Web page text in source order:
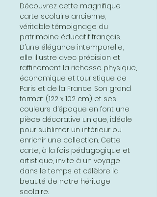
Découvrez cette magnifique
carte scolaire ancienne,
véritable témoignage du
patrimoine éducatif français.
D’une élégance intemporelle,
elle illustre avec précision et
raffinement la richesse physique,
économique et touristique de
Paris et de la France. Son grand
format (122 x 102 cm) et ses
couleurs d’époque en font une
pièce décorative unique, idéale
pour sublimer un intérieur ou
enrichir une collection. Cette
carte, à la fois pédagogique et
artistique, invite à un voyage
dans le temps et célèbre la
beauté de notre héritage
scolaire.